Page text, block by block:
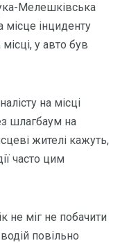
Мелешківська
інциденту
у авто був
на місці
шлагбаум на
жителі кажуть,
часто цим
не міг не побачити
повільно